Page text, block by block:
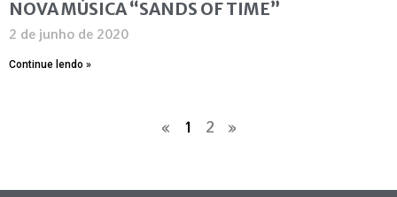
NOVA MÚSICA “SANDS OF TIME”
2 de junho de 2020
Continue lendo »
« 1 2 »